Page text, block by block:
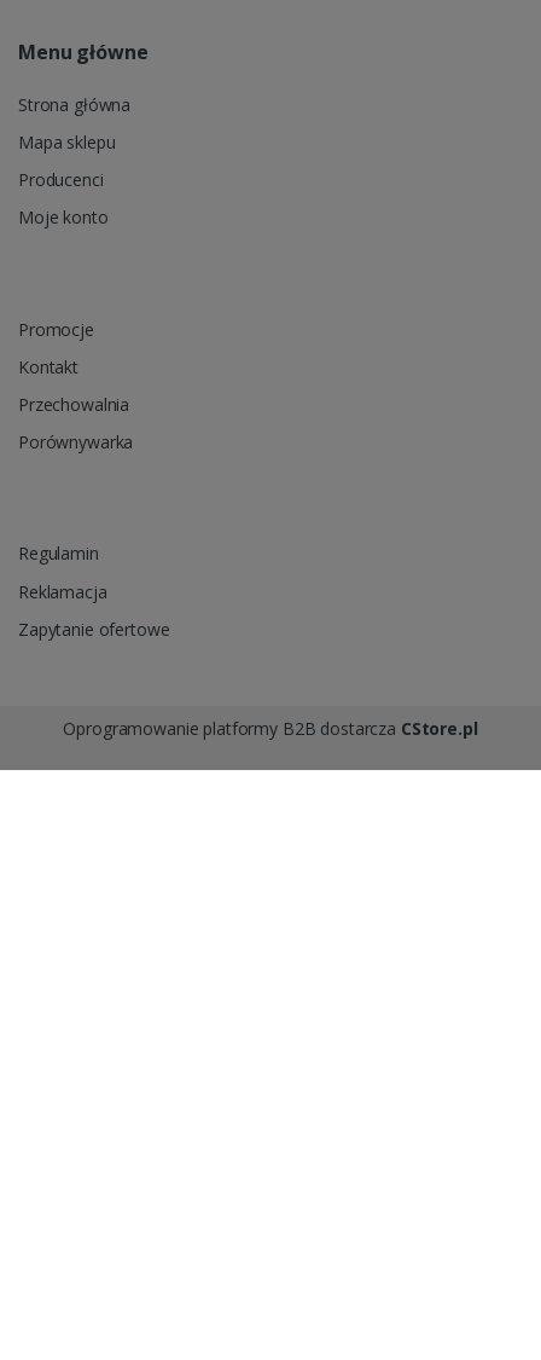
Menu główne
Strona główna
Mapa sklepu
Producenci
Moje konto
Promocje
Kontakt
Przechowalnia
Porównywarka
Regulamin
Reklamacja
Zapytanie ofertowe
Oprogramowanie platformy B2B dostarcza CStore.pl